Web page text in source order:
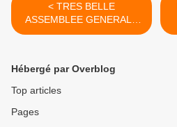
< TRES BELLE
ASSEMBLEE GENERALE
2025 DE LA 1533°
Hébergé par Overblog
Top articles
Pages